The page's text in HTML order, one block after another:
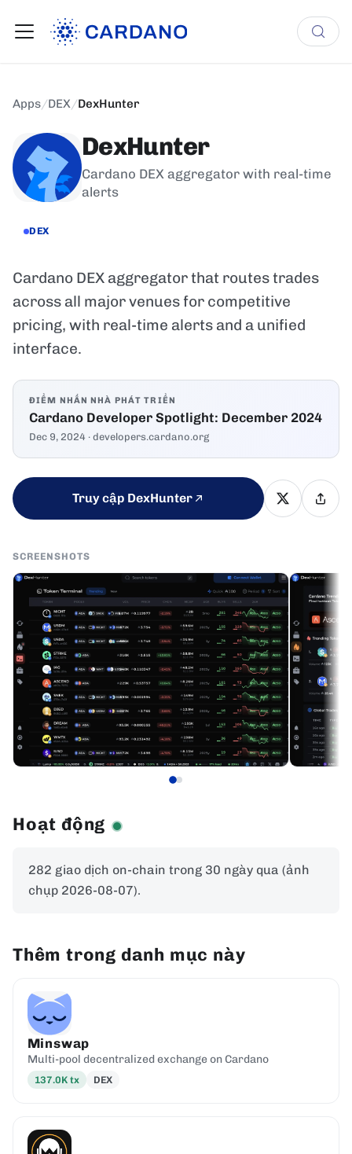
Apps/DEX/DexHunter
DexHunter
Cardano DEX aggregator with real-time
alerts
DEX
Cardano DEX aggregator that routes trades
across all major venues for competitive
pricing, with real-time alerts and a unified
interface.
ĐIỂM NHẤN NHÀ PHÁT TRIỂN
Cardano Developer Spotlight: December 2024
Dec 9, 2024 · developers.cardano.org
Truy cập DexHunter
SCREENSHOTS
Hoạt động
282 giao dịch on-chain trong 30 ngày qua (ảnh
chụp 2026-08-07).
Thêm trong danh mục này
Minswap
Multi-pool decentralized exchange on Cardano
137.0K tx DEX